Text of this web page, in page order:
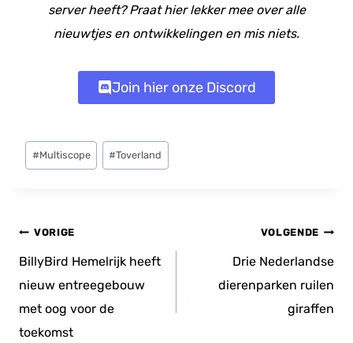
server heeft? Praat hier lekker mee over alle
nieuwtjes en ontwikkelingen en mis niets.
Join hier onze Discord
Bericht
tags:
#Multiscope #Toverland
Bericht
navigatie
VORIGE
BillyBird Hemelrijk heeft
nieuw entreegebouw
met oog voor de
toekomst
VOLGENDE
Drie Nederlandse
dierenparken ruilen
giraffen